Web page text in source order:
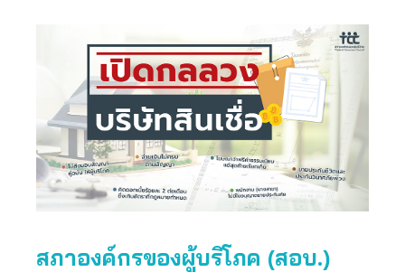
สภาองค์กรของผู้บริโภค (สอบ.)